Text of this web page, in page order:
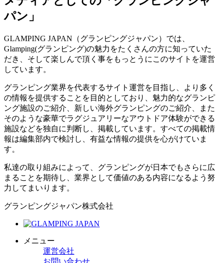
パン」
GLAMPING JAPAN（グランピングジャパン）では、
Glamping(グランピング)の魅力をたくさんの方に知っていた
だき、そして楽しんで頂く事をもっとうにこのサイトを運営
しています。
グランピング業界を代表するサイト運営を目指し、より多く
の情報を提供することを目的としており、魅力的なグランピ
ング施設のご紹介、新しい海外グランピングのご紹介、また
そのような豪華でラグジュアリーなアウトドア体験ができる
施設などを独自に判断し、掲載しています。すべての掲載情
報は編集部内で検討し、有益な情報の提供を心がけていま
す。
私達の取り組みによって、グランピングが日本でもさらに広
まることを期待し、業界として価値のある内容になるよう努
力してまいります。
グランピングジャパン株式会社
メニュー
運営会社